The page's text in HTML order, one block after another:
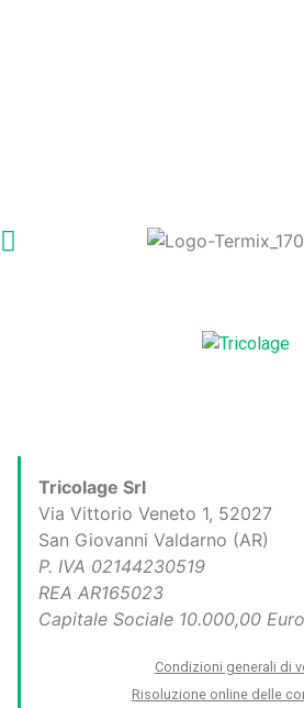
Tricolage Srl
Via Vittorio Veneto 1, 52027
San Giovanni Valdarno (AR)
P. IVA 02144230519
REA AR165023
Capitale Sociale 10.000,00
Condizioni generali di
Risoluzione online delle